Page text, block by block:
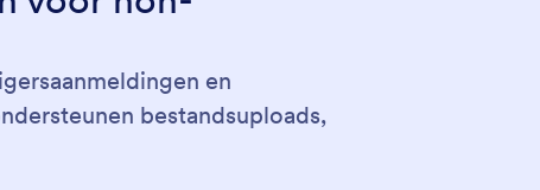
en
bestandsuploads,